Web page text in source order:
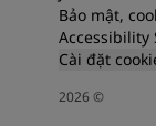
Bảo mật,
Accessibility
Cài đặt
2026©